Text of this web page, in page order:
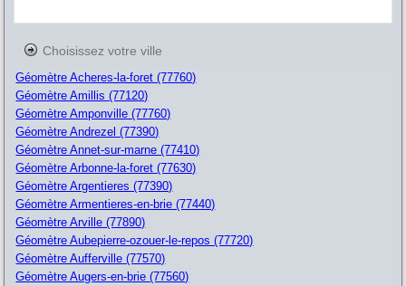
Choisissez votre ville
Géomètre Acheres-la-foret (77760)
Géomètre Amillis (77120)
Géomètre Amponville (77760)
Géomètre Andrezel (77390)
Géomètre Annet-sur-marne (77410)
Géomètre Arbonne-la-foret (77630)
Géomètre Argentieres (77390)
Géomètre Armentieres-en-brie (77440)
Géomètre Arville (77890)
Géomètre Aubepierre-ozouer-le-repos (77720)
Géomètre Aufferville (77570)
Géomètre Augers-en-brie (77560)